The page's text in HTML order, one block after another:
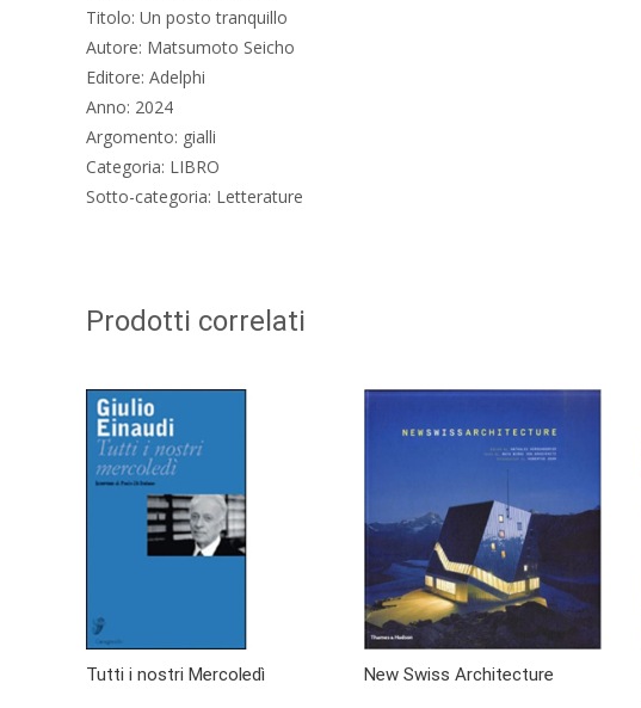
Titolo: Un posto tranquillo
Autore: Matsumoto Seicho
Editore: Adelphi
Anno: 2024
Argomento: gialli
Categoria: LIBRO
Sotto-categoria: Letterature
Prodotti correlati
Tutti i nostri Mercoledì New Swiss Architecture